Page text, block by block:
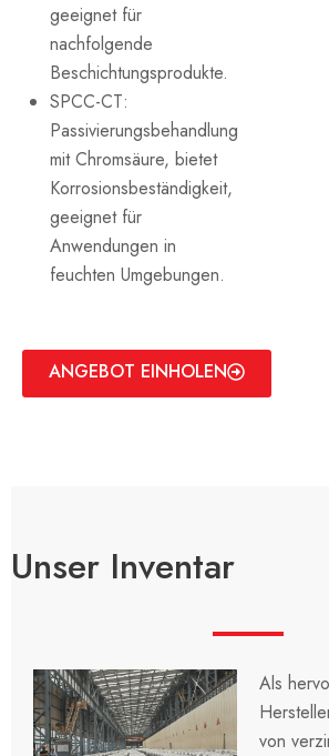
geeignet für
nachfolgende
Beschichtungsprodukte.
SPCC-CT:
Passivierungsbehandlung
mit Chromsäure, bietet
Korrosionsbeständigkeit,
geeignet für
Anwendungen in
feuchten Umgebungen.
ANGEBOT EINHOLEN
Unser Inventar
Als
von